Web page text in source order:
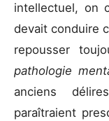
intellectuel, on
devait conduire
repousser
pathologie
anciens
paraîtraient